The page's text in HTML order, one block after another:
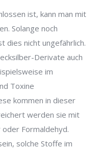
ist, kann man mit
Solange noch
dies nicht ungefährlich.
Derivate auch
im
Toxine
kommen in dieser
werden sie mit
Formaldehyd.
solche Stoffe im